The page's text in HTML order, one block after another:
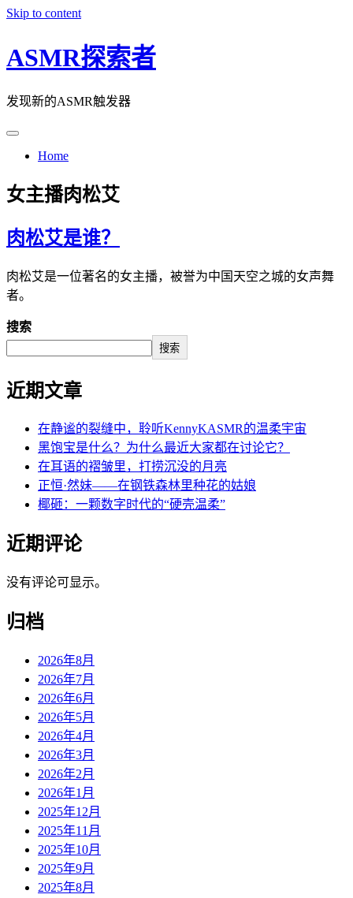
Skip to content
ASMR探索者
发现新的ASMR触发器
Home
女主播肉松艾
肉松艾是谁？
肉松艾是一位著名的女主播，被誉为中国天空之城的女声舞
者。
搜索
搜索
近期文章
在静谧的裂缝中，聆听KennyKASMR的温柔宇宙
黑饱宝是什么？为什么最近大家都在讨论它？
在耳语的褶皱里，打捞沉没的月亮
正恒·然妹——在钢铁森林里种花的姑娘
椰砸：一颗数字时代的“硬壳温柔”
近期评论
没有评论可显示。
归档
2026年8月
2026年7月
2026年6月
2026年5月
2026年4月
2026年3月
2026年2月
2026年1月
2025年12月
2025年11月
2025年10月
2025年9月
2025年8月